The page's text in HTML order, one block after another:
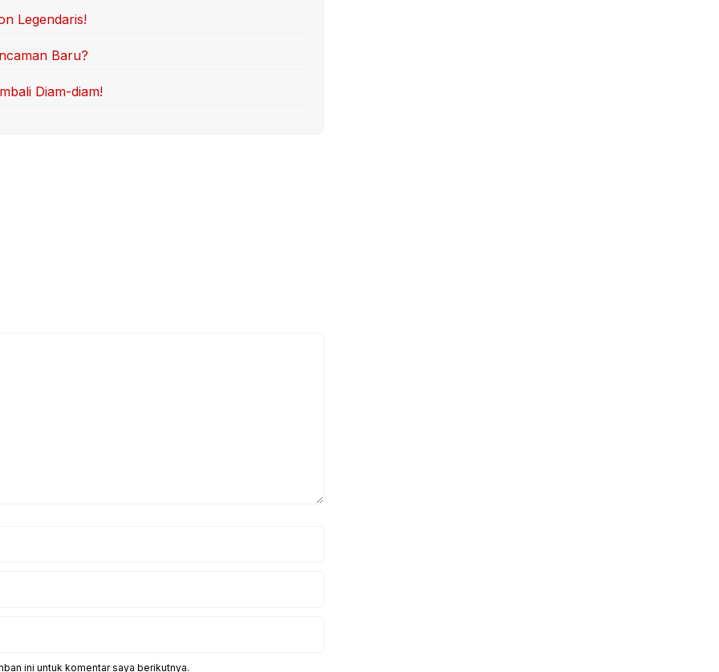
Legendaris!
Baru?
Diam-diam!
ini untuk komentar saya berikutnya.